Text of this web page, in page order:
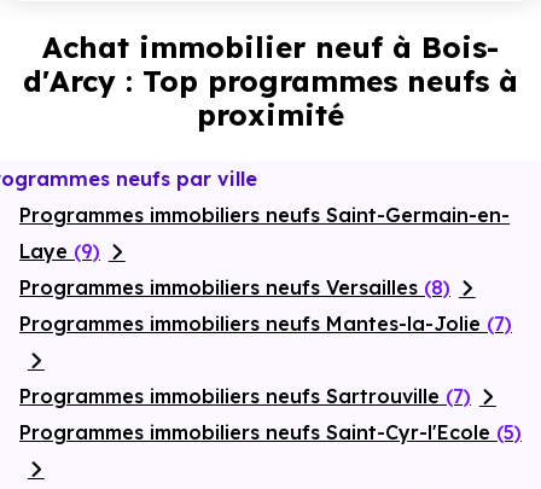
Achat immobilier neuf à Bois-
d'Arcy : Top programmes neufs à
proximité
neufs par ville
Programmes immobiliers neufs Saint-Germain-en-
Laye (9)
Programmes immobiliers neufs Versailles (8)
Programmes immobiliers neufs Mantes-la-Jolie (7)
Programmes immobiliers neufs Sartrouville (7)
Programmes immobiliers neufs Saint-Cyr-l'Ecole (5)